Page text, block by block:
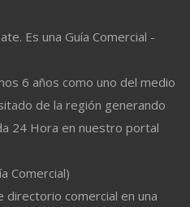
Es una Guía Comercial -
6 años como uno del medio
de la región generando
24 Hora en nuestro portal
Comercial)
directorio comercial en una